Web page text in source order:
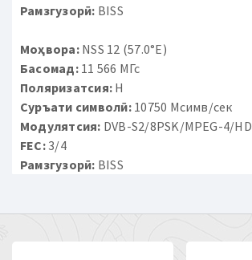
Рамзгузорӣ: BISS
Моҳвора:NSS 12 (57.0°E)
Басомад:11 566 МГс
Поляризатсия: H
Суръати символӣ:10750 Мсимв/сек
Модулятсия: DVB-S2/8PSK/MPEG-4/HD
FEC:3/4
Рамзгузорӣ: BISS